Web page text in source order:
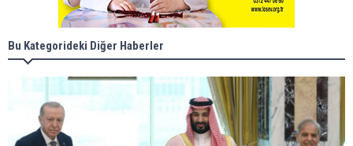
Bu Kategorideki Diğer Haberler